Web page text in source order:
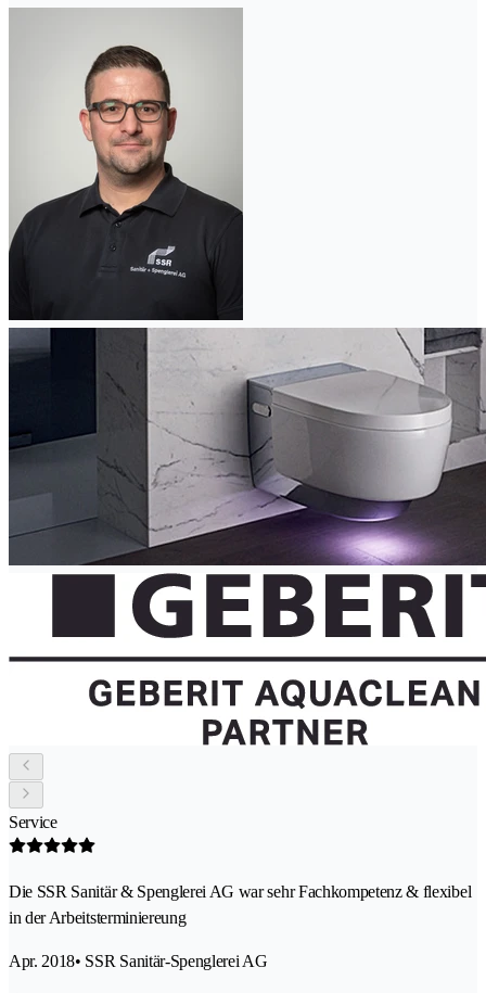
Service
Die SSR Sanitär & Spenglerei AG war sehr Fachkompetenz & flexibel
in der Arbeitsterminiereung
Apr. 2018• SSR Sanitär-Spenglerei AG